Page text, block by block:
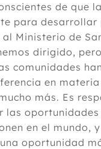
de que
para desarrollar
Ministerio de
dirigido,
comunidades
en
más. Es
las oportunidades
en el mundo,
oportunidad